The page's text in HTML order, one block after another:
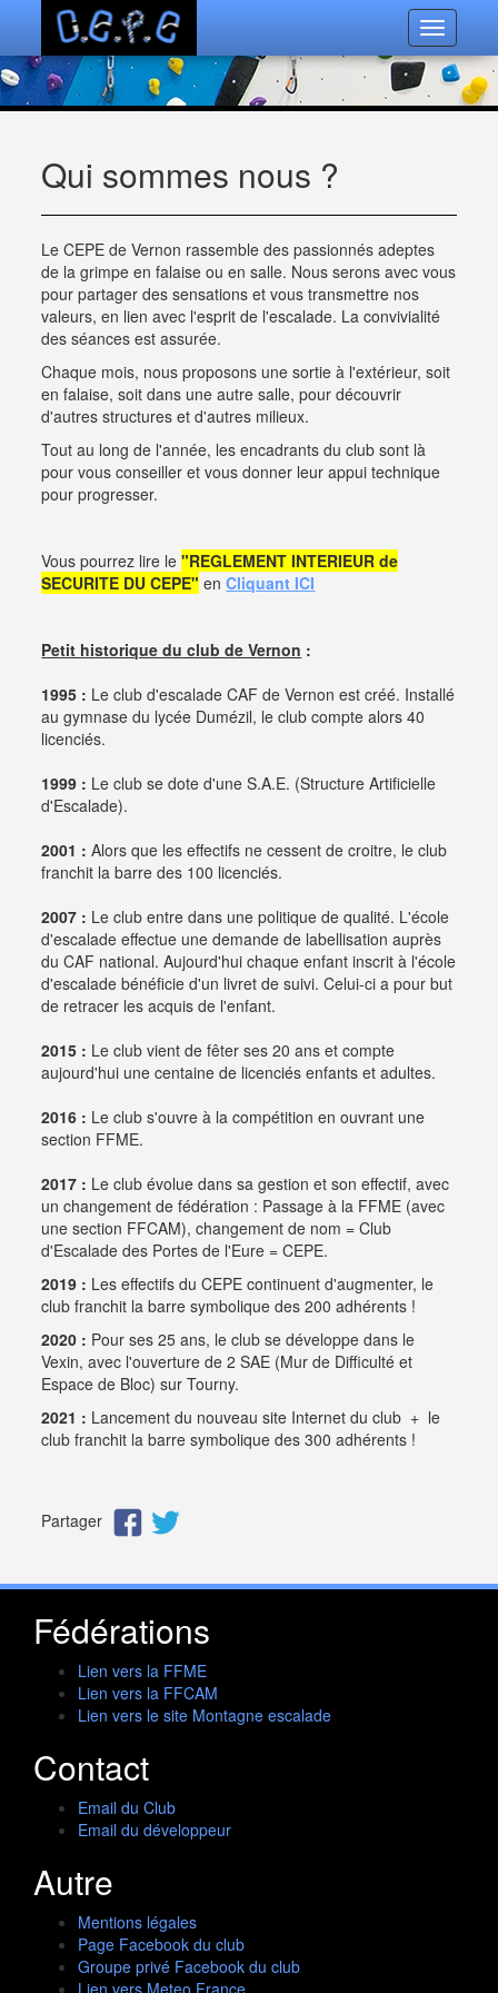
Toggle
Qui sommes nous ?
Le CEPE de Vernon rassemble des passionnés adeptes
de la grimpe en falaise ou en salle. Nous serons avec vous
pour partager des sensations et vous transmettre nos
valeurs, en lien avec l'esprit de l'escalade. La convivialité
des séances est assurée.
Chaque mois, nous proposons une sortie à l'extérieur, soit
en falaise, soit dans une autre salle, pour découvrir
d'autres structures et d'autres milieux.
Tout au long de l'année, les encadrants du club sont là
pour vous conseiller et vous donner leur appui technique
pour progresser.
Vous pourrez lire le"REGLEMENT INTERIEUR de
SECURITE DU CEPE" en Cliquant ICI
Petit historique du club de Vernon :
1995 : Le club d'escalade CAF de Vernon est créé. Installé
au gymnase du lycée Dumézil, le club compte alors 40
licenciés.
1999 : Le club se dote d'une S.A.E. (Structure Artificielle
d'Escalade).
2001 :Alors que les effectifs ne cessent de croitre, le club
franchit la barre des 100 licenciés.
2007 : Le club entre dans une politique de qualité. L'école
d'escalade effectue une demande de labellisation auprès
du CAF national. Aujourd'hui chaque enfant inscrit à l'école
d'escalade bénéficie d'un livret de suivi. Celui-ci a pour but
de retracer les acquis de l'enfant.
2015 : Le club vient de fêter ses 20 ans et compte
aujourd'hui une centaine de licenciés enfants et adultes.
2016 : Le club s'ouvre à la compétition en ouvrant une
section FFME.
2017 : Le club évolue dans sa gestion et son effectif, avec
un changement de fédération : Passage à la FFME (avec
une section FFCAM), changement de nom = Club
d'Escalade des Portes de l'Eure = CEPE.
2019 : Les effectifs du CEPE continuent d'augmenter, le
club franchit la barre symbolique des 200 adhérents !
2020 : Pour ses 25 ans, le club se développe dans le
Vexin, avec l'ouverture de 2 SAE (Mur de Difficulté et
Espace de Bloc) sur Tourny.
2021 : Lancement du nouveau site Internet du club + le
club franchit la barre symbolique des 300 adhérents !
Partager
Fédérations
Lien vers la FFME
Lien vers la FFCAM
Lien vers le site Montagne escalade
Contact
Email du Club
Email du développeur
Autre
Mentions légales
Page Facebook du club
Groupe privé Facebook du club
Lien vers Meteo France